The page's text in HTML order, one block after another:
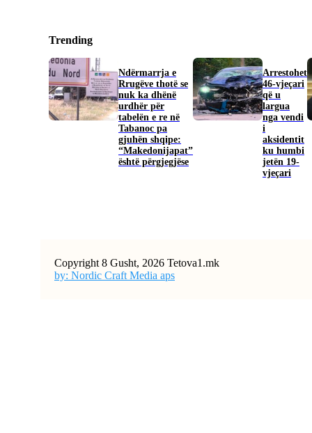
Trending
Ndërmarrja e
Rrugëve thotë se
nuk ka dhënë
urdhër për
tabelën e re në
Tabanoc pa
gjuhën shqipe:
“Makedonijapat”
është përgjegjëse
Arrestohet
46-vjeçari
që u
largua
nga vendi
i
aksidentit
ku humbi
jetën 19-
vjeçari
Copyright 8 Gusht, 2026 Tetova1.mk
by: Nordic Craft Media aps